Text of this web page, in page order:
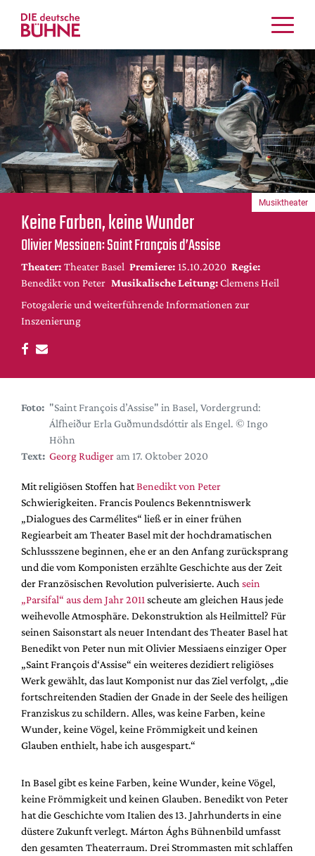
Kritiken
Schauspiel
Musiktheater
Tanz
Crossover
Bühnenwelt
Festivals & Veranstaltungen
Menschen & Theater
Themen
Internationales
Nachrufe
Medientipps
DdB-map
Kalender
Premierensuche
Hefte
Alle Hefte
Leseproben
Podcast
Service
Shop / Abo
Newsletter
Redaktion
Autor:innen
Partner
Mediadaten
Suche
Keine Farben, keine Wunder
Olivier Messiaen: Saint François d’Assise
Theater: Theater Basel Premiere: 15.10.2020 Regie:
Benedikt von Peter Musikalische Leitung: Clemens Heil
Fotogalerie und weiterführende Informationen zur
Inszenierung
Musiktheater
Foto: "Saint François d’Assise" in Basel, Vordergrund:
Álfheiður Erla Guðmundsdóttir als Engel. © Ingo
Höhn
Text: Georg Rudiger am 17. Oktober 2020
Mit religiösen Stoffen hatBenedikt von Peter
Schwierigkeiten. Francis Poulencs Bekenntniswerk
„Dialogues des Carmélites“ ließ er in einer frühen
Regiearbeit am Theater Basel mit der hochdramatischen
Schlussszene beginnen, ehe er an den Anfang zurücksprang
und die vom Komponisten erzählte Geschichte aus der Zeit
der Französischen Revolution pulverisierte. Auch sein
„Parsifal“ aus dem Jahr 2011 scheute am gleichen Haus jede
weihevolle Atmosphäre. Dekonstruktion als Heilmittel? Für
seinen Saisonstart als neuer Intendant des Theater Basel hat
Benedikt von Peter nun mit Olivier Messiaens einziger Oper
„Saint François d‘Assise“ ein weiteres dezidiert religiöses
Werk gewählt, das laut Komponist nur das Ziel verfolgt, „die
fortschreitenden Stadien der Gnade in der Seele des heiligen
Franziskus zu schildern. Alles, was keine Farben, keine
Wunder, keine Vögel, keine Frömmigkeit und keinen
Glauben enthielt, habe ich ausgespart.“
In Basel gibt es keine Farben, keine Wunder, keine Vögel,
keine Frömmigkeit und keinen Glauben. Benedikt von Peter
hat die Geschichte vom Italien des 13. Jahrhunderts in eine
düstere Zukunft verlegt. Márton Ághs Bühnenbild umfasst
den gesamten Theaterraum. Drei Strommasten mit schlaffen